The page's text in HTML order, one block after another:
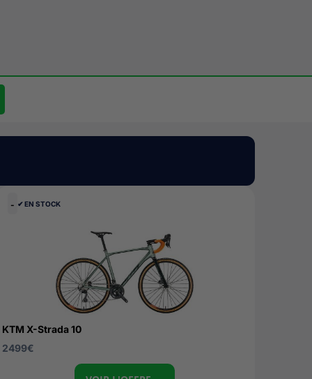
- ✔︎ EN STOCK
KTM X-Strada 10
2499€